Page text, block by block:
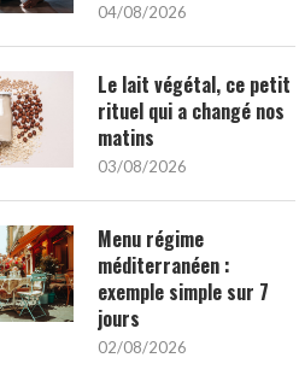
04/08/2026
Le lait végétal, ce petit
rituel qui a changé nos
matins
03/08/2026
Menu régime
méditerranéen :
exemple simple sur 7
jours
02/08/2026